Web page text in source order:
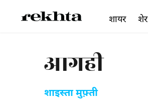
आगही
शाइस्ता मुफ़्ती
शायर शेर